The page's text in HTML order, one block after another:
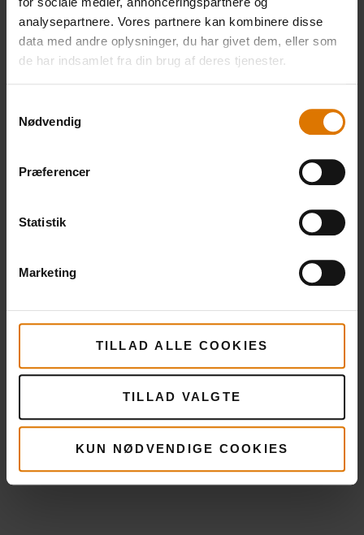
analysepartnere. Vores partnere kan kombinere disse
data med andre oplysninger, du har givet dem, eller som
de har indsamlet fra din brug af deres tjenester.
Nødvendig
Præferencer
Statistik
Marketing
TILLAD ALLE COOKIES
TILLAD VALGTE
KUN NØDVENDIGE COOKIES
Røgplanke lagt i blød i vand i mindst 30
minutter
Anbefalet tilbehør